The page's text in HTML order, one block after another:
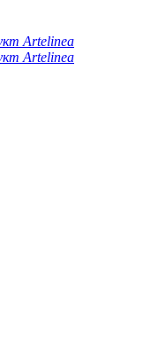
Artelinea
Artelinea